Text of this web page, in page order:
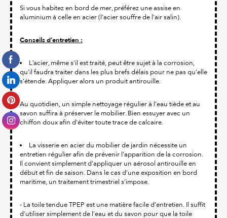
Si vous habitez en bord de mer, préférez une assise en
aluminium à celle en acier (l’acier souffre de l’air salin).
Conseils d’entretien :
L’acier, même s’il est traité, peut être sujet à la corrosion,
qu’il faudra traiter dans les plus brefs délais pour ne pas qu’elle
s’étende. Appliquer alors un produit antirouille.
Au quotidien, un simple nettoyage régulier à l’eau tiède et au
savon suffira à préserver le mobilier. Bien essuyer avec un
chiffon doux afin d’éviter toute trace de calcaire.
La visserie en acier du mobilier de jardin nécessite un
entretien régulier afin de prévenir l’apparition de la corrosion.
Il convient simplement d’appliquer un aérosol antirouille en
début et fin de saison. Dans le cas d’une exposition en bord
maritime, un traitement trimestriel s’impose.
- La toile tendue TPEP est une matière facile d’entretien. Il suffit
d’utiliser simplement de l’eau et du savon pour que la toile